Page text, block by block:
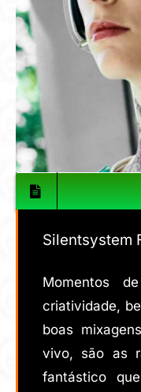
Silentsystem
Momentos
criatividade,
boas
vivo, são as
fantástico